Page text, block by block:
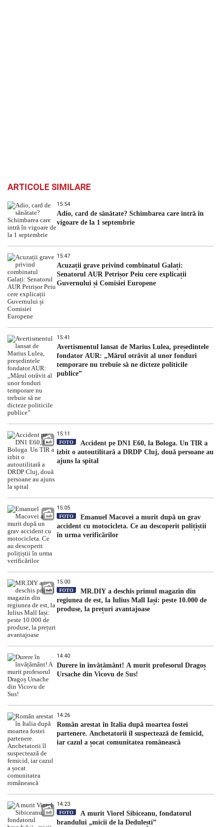
ARTICOLE SIMILARE
15:54
Adio, card de sănătate? Schimbarea care intră în
vigoare de la 1 septembrie
15:47
Acuzații grave privind combinatul Galați:
Senatorul AUR Petrișor Peiu cere explicații
Guvernului și Comisiei Europene
15:41
Avertismentul lansat de Marius Lulea, președintele
fondator AUR: „Mărul otrăvit al unor fonduri
temporare nu trebuie să ne dicteze politicile
publice”
15:11
FOTO
Accident pe DN1 E60, la Bologa. Un TIR a
izbit o autoutilitară a DRDP Cluj, două persoane au
ajuns la spital
15:05
FOTO
Emanuel Macovei a murit după un grav
accident cu motocicleta. Ce au descoperit polițiștii
în urma verificărilor
15:00
FOTO
MR.DIY a deschis primul magazin din
regiunea de est, la Iulius Mall Iași: peste 10.000 de
produse, la prețuri avantajoase
14:40
Durere în învățământ! A murit profesorul Dragoș
Ursache din Vicovu de Sus!
14:26
Român arestat în Italia după moartea fostei
partenere. Anchetatorii îl suspectează de femicid,
iar cazul a șocat comunitatea românească
14:23
FOTO
A murit Viorel Sibiceanu, fondatorul
brandului „micii de la Dedulești”